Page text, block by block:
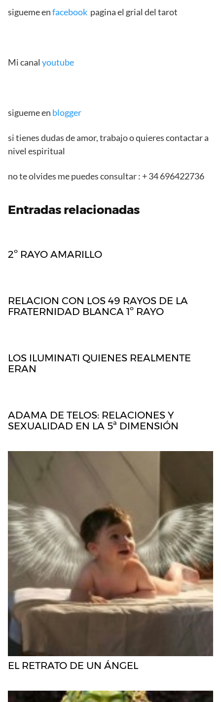
sigueme enfacebook pagina el grial del tarot
Mi canal youtube
sigueme en blogger
si tienes dudas de amor, trabajo o quieres contactar a
nivel espiritual
no te olvides me puedes consultar : + 34 696422736
Entradas relacionadas
2º RAYO AMARILLO
RELACION CON LOS 49 RAYOS DE LA
FRATERNIDAD BLANCA 1º RAYO
LOS ILUMINATI QUIENES REALMENTE
ERAN
ADAMA DE TELOS: RELACIONES Y
SEXUALIDAD EN LA 5ª DIMENSIÓN
EL RETRATO DE UN ÁNGEL